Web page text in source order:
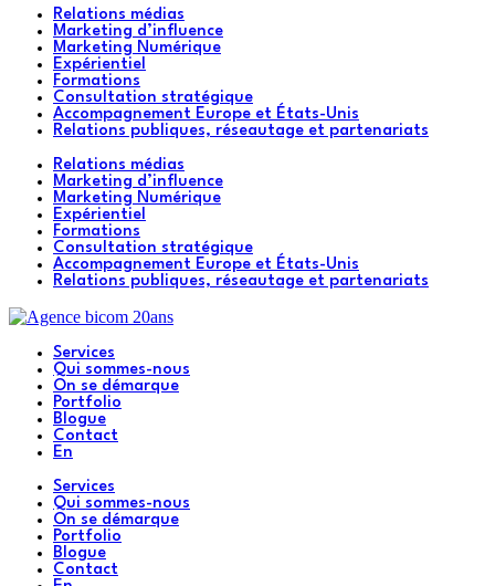
Relations médias
Marketing d’influence
Marketing Numérique
Expérientiel
Formations
Consultation stratégique
Accompagnement Europe et États-Unis
Relations publiques, réseautage et partenariats
Relations médias
Marketing d’influence
Marketing Numérique
Expérientiel
Formations
Consultation stratégique
Accompagnement Europe et États-Unis
Relations publiques, réseautage et partenariats
Services
Qui sommes-nous
On se démarque
Portfolio
Blogue
Contact
En
Services
Qui sommes-nous
On se démarque
Portfolio
Blogue
Contact